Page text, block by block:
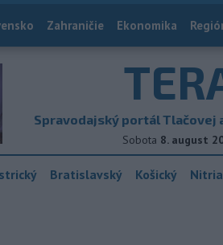
Zahraničie Ekonomika
Spravodajský portál
Sobota 8. august
Bratislavský Košický